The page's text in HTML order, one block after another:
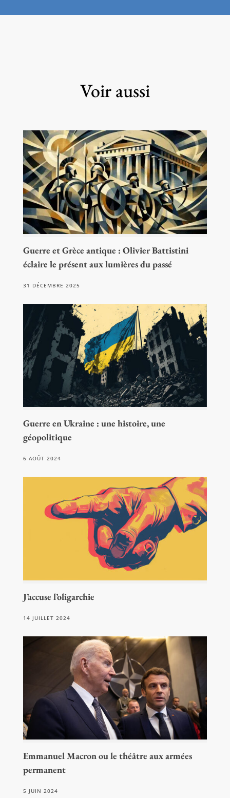
Voir aussi
Guerre et Grèce antique : Olivier Battistini
éclaire le présent aux lumières du passé
31 DÉCEMBRE 2025
Guerre en Ukraine : une histoire, une
géopolitique
6 AOÛT 2024
J’accuse l’oligarchie
14 JUILLET 2024
Emmanuel Macron ou le théâtre aux armées
permanent
5 JUIN 2024